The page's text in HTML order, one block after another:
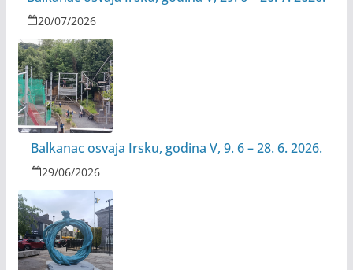
20/07/2026
Balkanac osvaja Irsku, godina V, 9. 6 – 28. 6. 2026.
29/06/2026